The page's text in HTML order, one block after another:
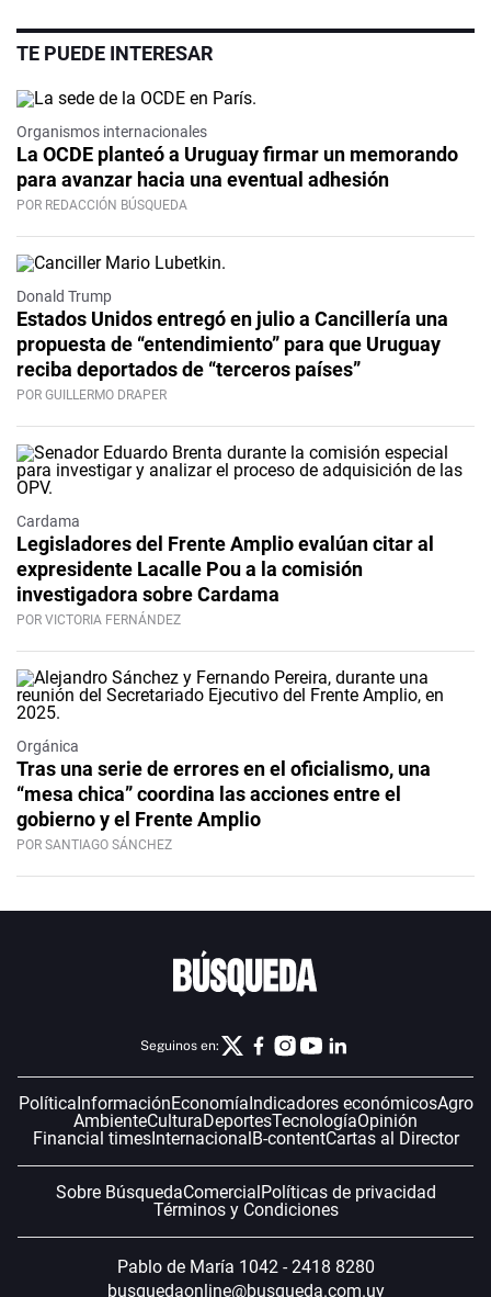
TE PUEDE INTERESAR
Organismos internacionales
La OCDE planteó a Uruguay firmar un memorando
para avanzar hacia una eventual adhesión
POR REDACCIÓN BÚSQUEDA
Donald Trump
Estados Unidos entregó en julio a Cancillería una
propuesta de “entendimiento” para que Uruguay
reciba deportados de “terceros países”
POR GUILLERMO DRAPER
Cardama
Legisladores del Frente Amplio evalúan citar al
expresidente Lacalle Pou a la comisión
investigadora sobre Cardama
POR VICTORIA FERNÁNDEZ
Orgánica
Tras una serie de errores en el oficialismo, una
“mesa chica” coordina las acciones entre el
gobierno y el Frente Amplio
POR SANTIAGO SÁNCHEZ
Seguinos en:
PolíticaInformaciónEconomíaIndicadores económicosAgro
AmbienteCulturaDeportesTecnologíaOpinión
Financial timesInternacionalB-contentCartas al Director
Sobre BúsquedaComercialPolíticas de privacidad
Términos y Condiciones
Pablo de María 1042 - 2418 8280
busquedaonline@busqueda.com.uy